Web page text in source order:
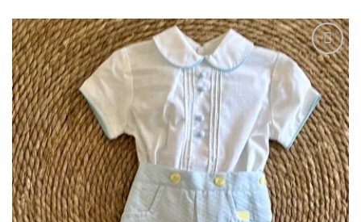
Añadir
a la
lista de
deseos